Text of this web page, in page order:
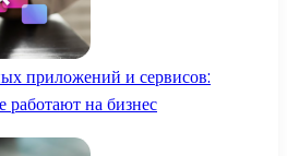
приложений и сервисов:
работают на бизнес